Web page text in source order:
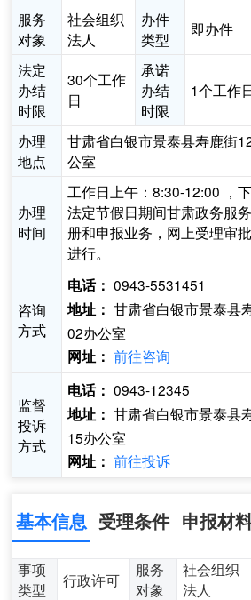
服务
对象
社会组织
法人
办件
类型
即办件
法定
办结
时限
30个工作
日
承诺
办结
时限
1个工作
办理
地点
甘肃省白银市景泰县寿鹿街
公室
办理
时间
工作日上午：8:30-12:00 ，
法定节假日期间甘肃政务服
册和申报业务，网上受理审
进行。
咨询
方式
电话： 0943-5531451
地址： 甘肃省白银市景泰县
02办公室
网址： 前往咨询
监督
投诉
方式
电话： 0943-12345
地址： 甘肃省白银市景泰县
15办公室
网址： 前往投诉
基本信息 受理条件 申报材
事项
类型
行政许可
服务
对象
社会组织
法人